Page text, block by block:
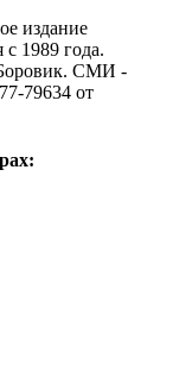
издание
с 1989 года.
CМИ -
79634 от